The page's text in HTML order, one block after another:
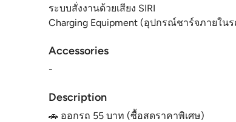
ระบบสั่งงานด้วยเสียง SIRI
Charging Equipment (อุปกรณ์ชาร์จภายใน
Accessories
-
Description
🚗 ออกรถ 55 บาท (ซื้อสดราคาพิเศษ)